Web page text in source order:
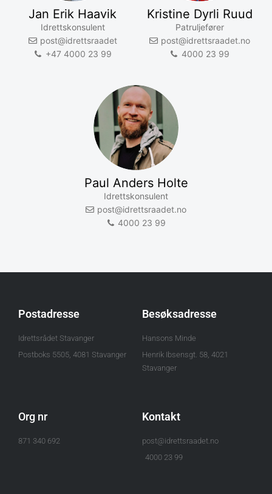
Jan Erik Haavik
Idrettskonsulent
post@idrettsraadet
+47 4000 23 99
Kristine Dyrli Ruud
Patruljefører
post@idrettsraadet.no
4000 23 99
Paul Anders Holte
Idrettskonsulent
post@idrettsraadet.no
4000 23 99
Postadresse
Idrettsrådet Stavanger
Postboks 5505, 4081 Stavanger
Besøksadresse
Hansons Minde
Henrik Ibsensgt. 58, 4021
Stavanger
Org nr
871 340 692
Kontakt
post@idrettsraadet.no
4000 23 99